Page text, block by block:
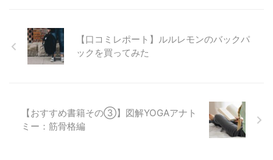
【口コミレポート】ルルレモンのバックパ
ックを買ってみた
【おすすめ書籍その③】図解YOGAアナト
ミー：筋骨格編